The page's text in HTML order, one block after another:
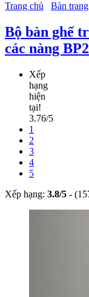
Trang chủ
Bàn
Bộ bàn ghế
các nàng
Xếp
hạng
hiện
tại!
3.76/5
1
2
3
4
5
Xếp hạng: 3.8/5 -